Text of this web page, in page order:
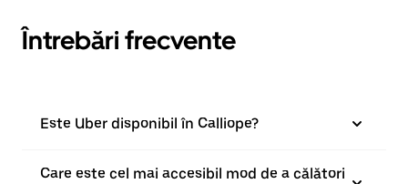
Întrebări frecvente
Este Uber disponibil în Calliope?
Care este cel mai accesibil mod de a călători